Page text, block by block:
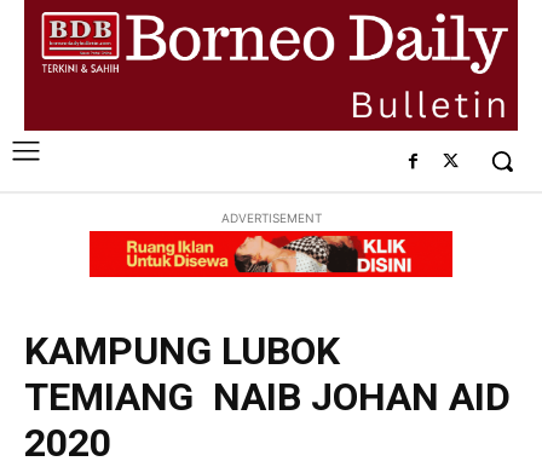
ADVERTISEMENT
KAMPUNG LUBOK
TEMIANG NAIB JOHAN AID
2020